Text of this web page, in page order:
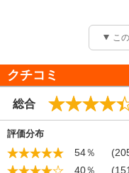
窓口時間 08:30?17:00 神札授
受付時間 09:00?16:00 祈祷受
祭神 ニニギノ
祭神 オオヤマズミ
創建年代 １６１５
こ
クチコミ
総合
評価分布
54％
40％